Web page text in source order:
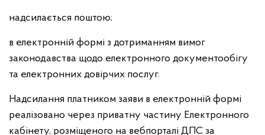
надсилається поштою;
в електронній формі з дотриманням вимог
законодавства щодо електронного документообігу
та електронних довірчих послуг.
Надсилання платником заяви в електронній формі
реалізовано через приватну частину Електронного
кабінету, розміщеного на вебпорталі ДПС за